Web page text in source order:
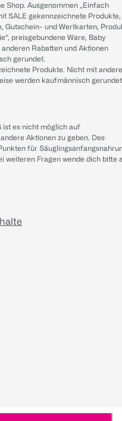
Shop. Ausgenommen „Einfach
SALE gekennzeichnete Produkte,
Gutschein- und Wertkarten,
preisgebundene Ware, Baby
Rabatten und Aktionen
gerundet.
Produkte. Nicht mit
werden kaufmännisch
ist es nicht möglich auf
Aktionen zu geben. Des
für
weiteren Fragen wende dich bitte